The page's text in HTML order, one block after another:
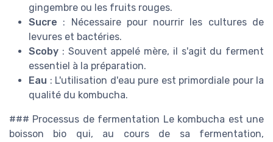
gingembre ou les fruits rouges.
Sucre : Nécessaire pour nourrir les cultures de
levures et bactéries.
Scoby : Souvent appelé mère, il s'agit du ferment
essentiel à la préparation.
Eau : L'utilisation d'eau pure est primordiale pour la
qualité du kombucha.
### Processus de fermentation Le kombucha est une
boisson bio qui, au cours de sa fermentation,